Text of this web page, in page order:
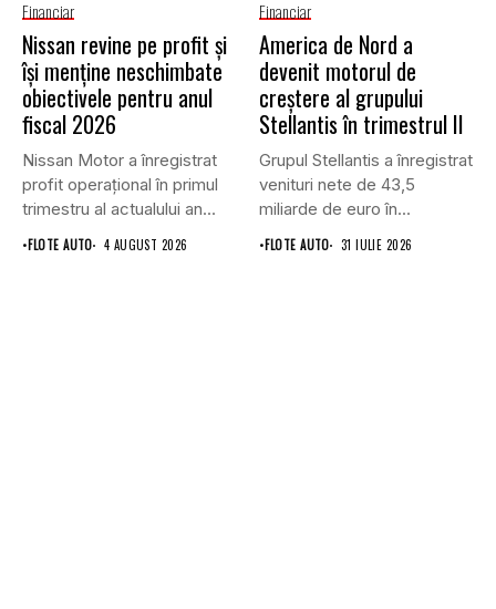
Financiar
Nissan revine pe profit și
își menține neschimbate
obiectivele pentru anul
fiscal 2026
Nissan Motor a înregistrat
profit operațional în primul
trimestru al actualului an...
•FLOTE AUTO 4 AUGUST 2026
Financiar
America de Nord a
devenit motorul de
creștere al grupului
Stellantis în trimestrul II
Grupul Stellantis a înregistrat
venituri nete de 43,5
miliarde de euro în...
•FLOTE AUTO 31 IULIE 2026